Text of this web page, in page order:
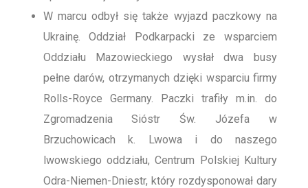
W marcu odbył się także wyjazd paczkowy na
Ukrainę. Oddział Podkarpacki ze wsparciem
Oddziału Mazowieckiego wysłał dwa busy
pełne darów, otrzymanych dzięki wsparciu firmy
Rolls-Royce Germany. Paczki trafiły m.in. do
Zgromadzenia Sióstr Św. Józefa w
Brzuchowicach k. Lwowa i do naszego
lwowskiego oddziału, Centrum Polskiej Kultury
Odra-Niemen-Dniestr, który rozdysponował dary